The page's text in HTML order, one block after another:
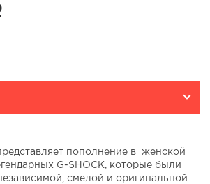
пополнение в женской
G-SHOCK, которые были
смелой и оригинальной